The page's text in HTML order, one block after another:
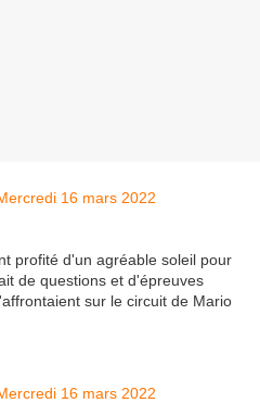
profité d'un agréable soleil pour
de questions et d'épreuves
sur le circuit de Mario